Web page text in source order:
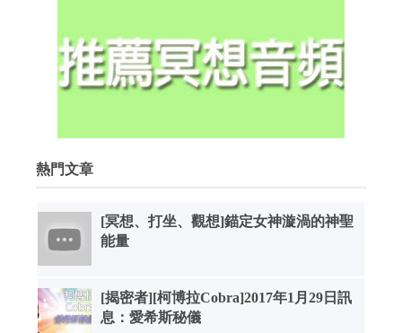
熱門文章
[冥想、打坐、觀想]錨定女神漩渦的神聖
能量
[揭密者][柯博拉Cobra]2017年1月29日訊
息：愛希斯秘儀